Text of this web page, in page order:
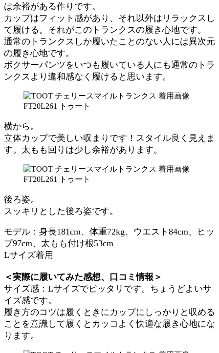
は余裕がある作りです。
カップはフィット感があり、それ以外はリラックスし
て履ける。それがこのトランクスの履き心地です。
通常のトランクスしか履いたことのない人には異次元
の履き心地です。
ボクサーパンツをいつも履いている人にも通常のトラ
ンクスより違和感なく履けると思います。
横から。
立体カップで美しい収まりです！スタイル良く見えま
す。太もも回りは少し余裕があります。
後ろ姿。
スッキリとした後ろ姿です。
モデル：身長181cm、体重72kg、ウエスト84cm、ヒッ
プ97cm、太もも付け根53cm
Lサイズ着用
＜実際に履いてみた感想、口コミ情報＞
サイズ感：Lサイズでピッタリです。ちょうどよいサ
イズ感です。
履き方のコツは履くときにカップにしっかりと収める
ことを意識して履くとカッコよく快適な履き心地にな
ります。